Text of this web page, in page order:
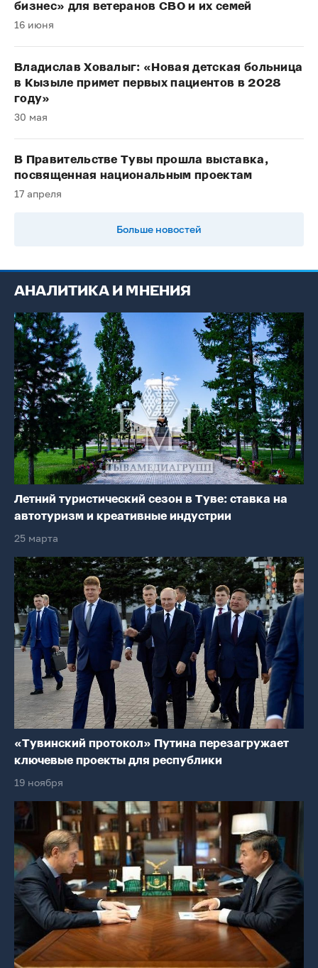
бизнес» для ветеранов СВО и их семей
16 июня
Владислав Ховалыг: «Новая детская больница
в Кызыле примет первых пациентов в 2028
году»
30 мая
В Правительстве Тувы прошла выставка,
посвященная национальным проектам
17 апреля
Больше новостей
АНАЛИТИКА И МНЕНИЯ
Летний туристический сезон в Туве: ставка на
автотуризм и креативные индустрии
25 марта
«Тувинский протокол» Путина перезагружает
ключевые проекты для республики
19 ноября